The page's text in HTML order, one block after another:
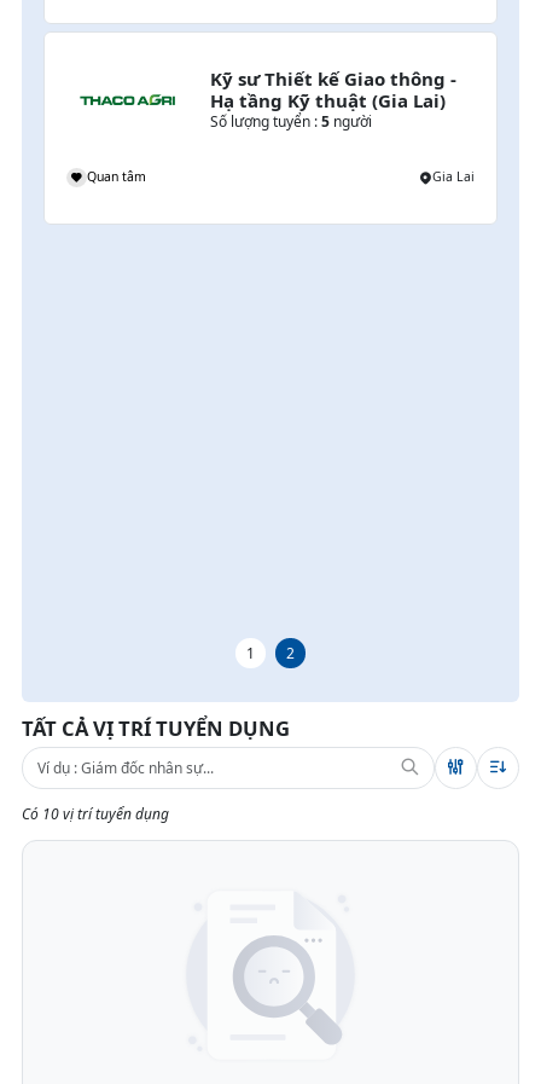
Kỹ sư Thiết kế Giao thông -
Hạ tầng Kỹ thuật (Gia Lai)
Số lượng tuyển :5người
Quan tâm Gia Lai
1 2
TẤT CẢ VỊ TRÍ TUYỂN DỤNG
Có 10 vị trí tuyển dụng